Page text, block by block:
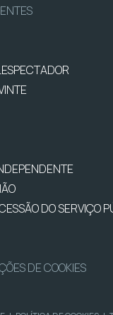
DO SERVIÇO
DE COOKIES